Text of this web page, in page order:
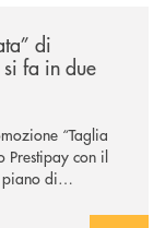
di
si fa in due
“Taglia
Prestipay con il
di